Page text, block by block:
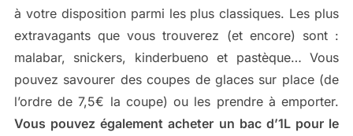
à votre disposition parmi les plus classiques. Les plus
extravagants que vous trouverez (et encore) sont :
malabar, snickers, kinderbueno et pastèque… Vous
pouvez savourer des coupes de glaces sur place (de
l’ordre de 7,5€ la coupe) ou les prendre à emporter.
Vous pouvez également acheter un bac d’1L pour le